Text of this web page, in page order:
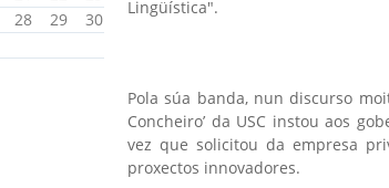
Lingüística".
Pola súa banda, nun discurso
Concheiro’ da USC instou aos
vez que solicitou da empresa
proxectos innovadores.
28 29
30